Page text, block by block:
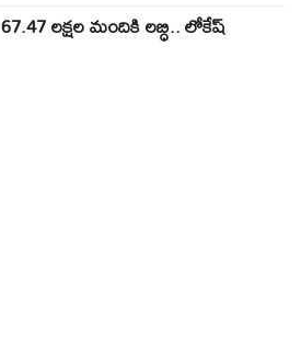
లక్షల మందికి లబ్ధి.. లోకేష్‌